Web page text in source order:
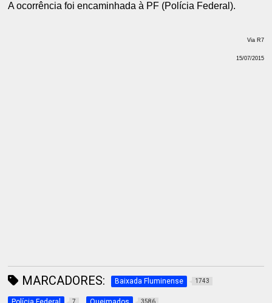
A ocorrência foi encaminhada à PF (Polícia Federal).
Via R7
15/07/2015
MARCADORES: Baixada Fluminense 1743
7 3586